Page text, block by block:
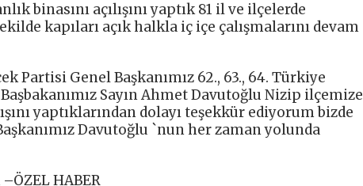
binasını açılışını yaptık 81 il ve ilçelerde
kapıları açık halkla iç içe çalışmalarını devam
Partisi Genel Başkanımız 62., 63., 64. Türkiye
Sayın Ahmet Davutoğlu Nizip ilçemize
yaptıklarından dolayı teşekkür ediyorum bizde
Davutoğlu `nun her zaman yolunda
HABER